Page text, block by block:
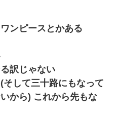
ンピースとかある
訳じゃない
して三十路にもなって
から) これから先もな